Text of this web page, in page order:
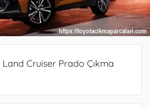
Cruiser Prado Çıkma